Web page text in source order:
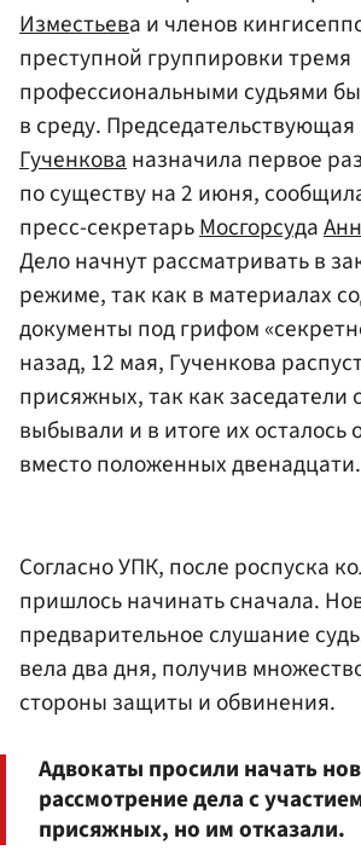
Изместьева и членов
преступной группировки тремя
профессиональными судьями
в среду. Председательствующая
Гученкова назначила первое
по существу на 2 июня,
пресс-секретарьМосгорсуда
Дело начнут рассматривать в
режиме, так как в материалах
документы под грифом
назад, 12 мая, Гученкова
присяжных, так как заседатели
выбывали и в итоге их осталось
вместо положенных двенадцати.
Согласно УПК, после роспуска
пришлось начинать сначала.
предварительное слушание
вела два дня, получив
стороны защиты и обвинения.
Адвокаты просили начать
рассмотрение дела с
присяжных, но им отказали.